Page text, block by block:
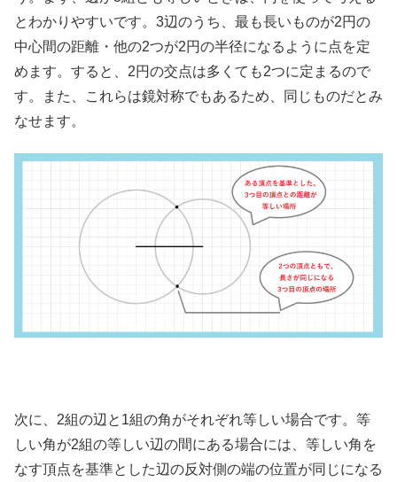
とわかりやすいです。3辺のうち、最も長いものが2円の
中心間の距離・他の2つが2円の半径になるように点を定
めます。すると、2円の交点は多くても2つに定まるので
す。また、これらは鏡対称でもあるため、同じものだとみ
なせます。
次に、2組の辺と1組の角がそれぞれ等しい場合です。等
しい角が2組の等しい辺の間にある場合には、等しい角を
なす頂点を基準とした辺の反対側の端の位置が同じになる